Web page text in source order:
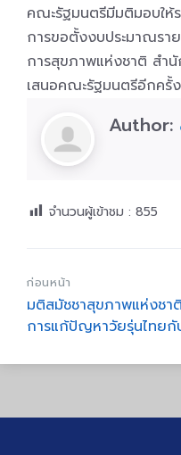
คณะรัฐมนตรีมีมติมอบให้
การขอตั้งงบประมาณรา
การสุขภาพแห่งชาติ สำ
เสนอคณะรัฐมนตรีอีกครั้
Author:
จำนวนผู้เข้าชม : 855
ก่อนหน้า
มติสมัชชาสุขภาพแห่งช
การแก้ปัญหาวัยรุ่นไทยกั